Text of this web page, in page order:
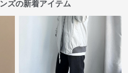
ズの新着アイテム